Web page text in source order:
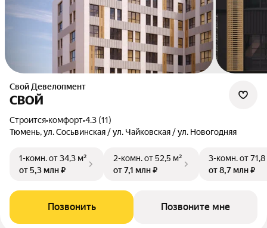
Свой Девелопмент
СВОЙ
Строится•комфорт•4.3 (11)
Тюмень, ул. Сосьвинская / ул. Чайковская / ул. Новогодняя
1-комн.от 34,3 м²
от 5,3 млн ₽
2-комн.от 52,5 м²
от 7,1 млн ₽
3-комн.от
от 8,7 млн ₽
Позвонить Позвоните мне